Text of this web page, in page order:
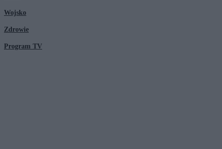
Wojsko
Zdrowie
Program TV